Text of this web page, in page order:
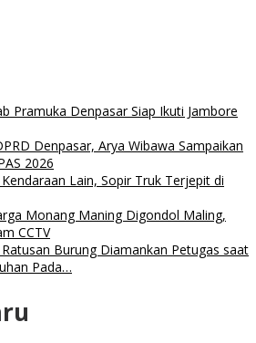
Pramuka Denpasar Siap Ikuti Jambore
Denpasar, Arya Wibawa Sampaikan
2026
Lain, Sopir Truk Terjepit di
Monang Maning Digondol Maling,
CCTV
Burung Diamankan Petugas saat
Pada…